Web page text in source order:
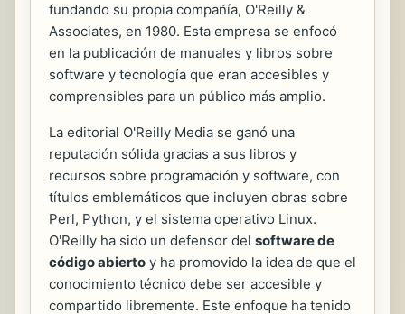
fundando su propia compañía, O'Reilly &
Associates, en 1980. Esta empresa se enfocó
en la publicación de manuales y libros sobre
software y tecnología que eran accesibles y
comprensibles para un público más amplio.
La editorial O'Reilly Media se ganó una
reputación sólida gracias a sus libros y
recursos sobre programación y software, con
títulos emblemáticos que incluyen obras sobre
Perl, Python, y el sistema operativo Linux.
O'Reilly ha sido un defensor del software de
código abierto y ha promovido la idea de que el
conocimiento técnico debe ser accesible y
compartido libremente. Este enfoque ha tenido